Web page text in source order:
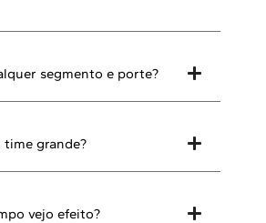
segmento e porte?
time grande?
vejo efeito?